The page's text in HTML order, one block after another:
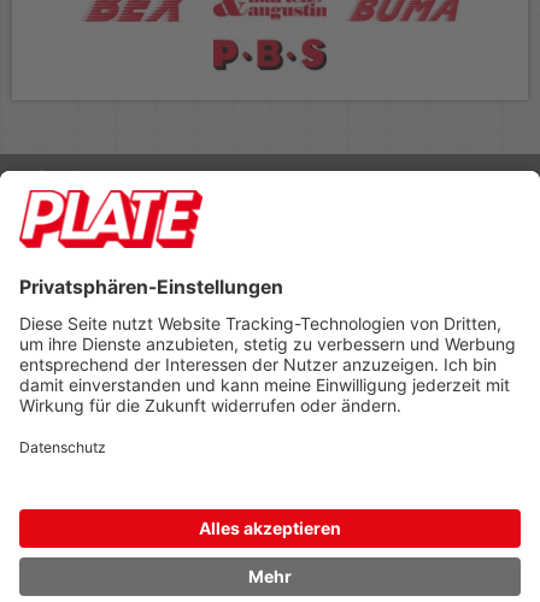
Rufen Sie uns an 04298 401-0
Lieferbedingungen Impressum
Footer anzeigen
PLATE Büromaterial Vertriebs GmbH
Hilligenwarf 5